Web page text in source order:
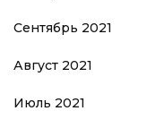
Сентябрь 2021
Август 2021
Июль 2021